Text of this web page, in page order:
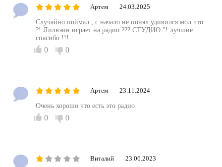
Артем 24.03.2025
Случайно поймал , с начало не понял удивился мол что
?! Лилвэин играет на радио ??? СТУДИО "! лучшие
спасибо !!!
0 0
Артем 23.11.2024
Очень хорошо что есть это радио
0 0
Виталий 23.06.2023